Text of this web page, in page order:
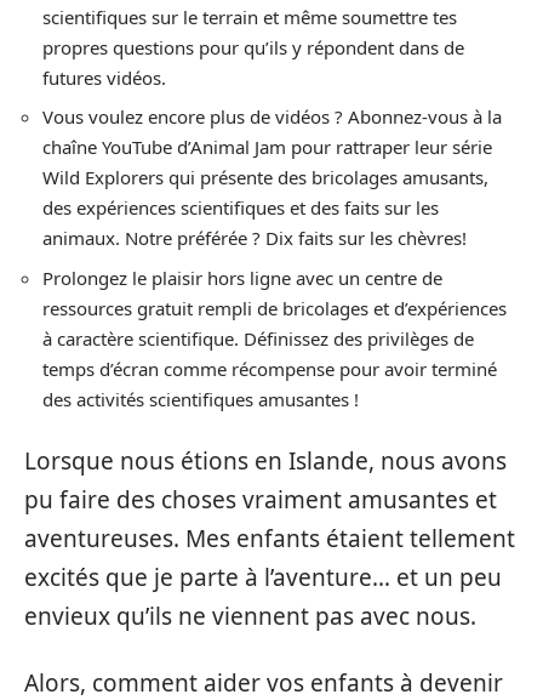
scientifiques sur le terrain et même soumettre tes
propres questions pour qu’ils y répondent dans de
futures vidéos.
Vous voulez encore plus de vidéos ? Abonnez-vous à la
chaîne YouTube d’Animal Jam pour rattraper leur série
Wild Explorers qui présente des bricolages amusants,
des expériences scientifiques et des faits sur les
animaux. Notre préférée ? Dix faits sur les chèvres!
Prolongez le plaisir hors ligne avec un centre de
ressources gratuit rempli de bricolages et d’expériences
à caractère scientifique. Définissez des privilèges de
temps d’écran comme récompense pour avoir terminé
des activités scientifiques amusantes !
Lorsque nous étions en Islande, nous avons
pu faire des choses vraiment amusantes et
aventureuses. Mes enfants étaient tellement
excités que je parte à l’aventure… et un peu
envieux qu’ils ne viennent pas avec nous.
Alors, comment aider vos enfants à devenir